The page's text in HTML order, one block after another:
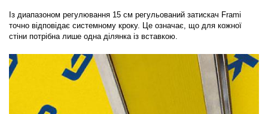
Із диапазоном регулювання 15 см регульований затискач Frami
точно відповідає системному кроку. Це означає, що для кожної
стіни потрібна лише одна ділянка із вставкою.